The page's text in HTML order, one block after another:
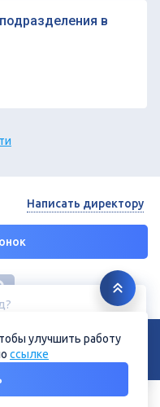
Да
в
Написать директору
cookie
улучшить работу
ссылке